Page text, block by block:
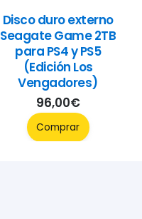
Disco duro externo
Seagate Game 2TB
para PS4 y PS5
(Edición Los
Vengadores)
96,00€
Comprar